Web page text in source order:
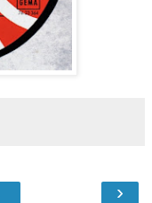
›